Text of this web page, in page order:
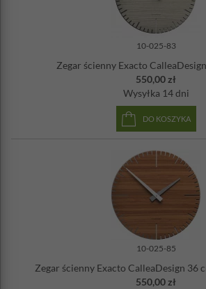
10-025-83
Zegar ścienny Exacto
550,00 zł
Wysyłka 14 dni
DO KOSZYKA
10-025-85
Zegar ścienny Exacto CalleaDesign 36
550,00 zł